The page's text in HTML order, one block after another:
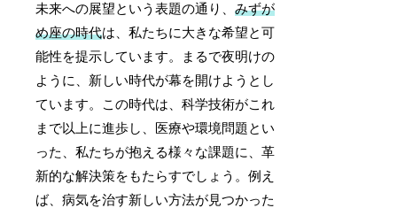
未来への展望という表題の通り、みずが
め座の時代は、私たちに大きな希望と可
能性を提示しています。まるで夜明けの
ように、新しい時代が幕を開けようとし
ています。この時代は、科学技術がこれ
まで以上に進歩し、医療や環境問題とい
った、私たちが抱える様々な課題に、革
新的な解決策をもたらすでしょう。例え
ば、病気を治す新しい方法が見つかった